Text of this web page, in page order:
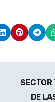
SECTOR
DE